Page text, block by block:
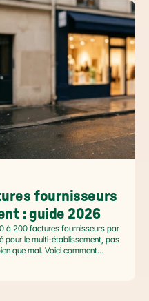
fournisseurs
: guide 2026
à 200 factures fournisseurs par
pour le multi-établissement, pas
que mal. Voici comment
locale, capturer le levier BFR